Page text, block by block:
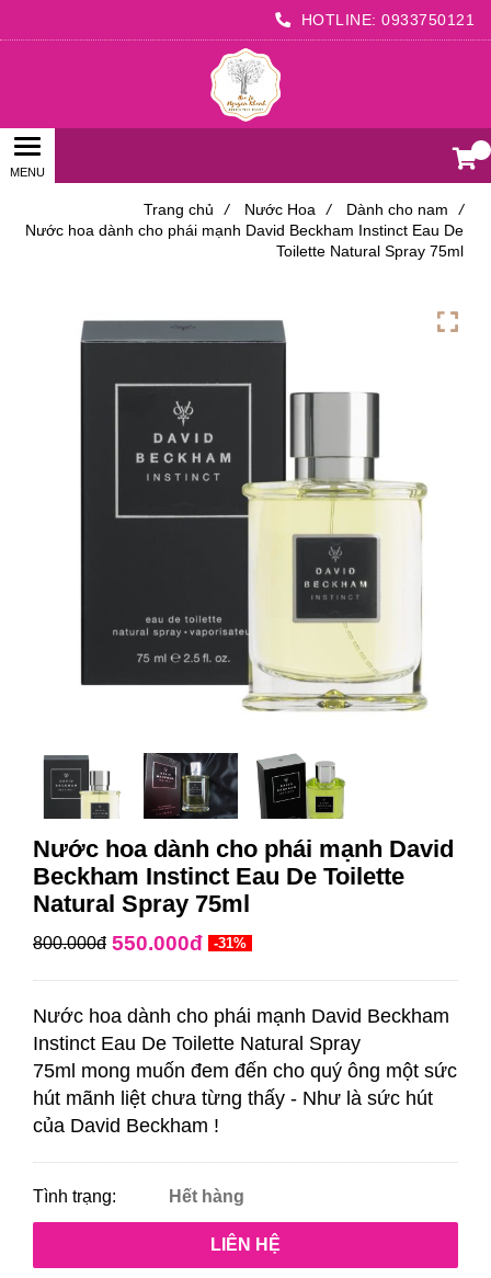
HOTLINE: 0933750121
Trang chủ / Nước Hoa / Dành cho nam
/
Nước hoa dành cho phái mạnh David Beckham Instinct Eau De
Toilette Natural Spray 75ml
Nước hoa dành cho phái mạnh David
Beckham Instinct Eau De Toilette
Natural Spray 75ml
800.000đ 550.000đ -31%
Nước hoa dành cho phái mạnh David Beckham
Instinct Eau De Toilette Natural Spray
75ml mong muốn đem đến cho quý ông một sức
hút mãnh liệt chưa từng thấy - Như là sức hút
của David Beckham !
Tình trạng: Hết hàng
LIÊN HỆ